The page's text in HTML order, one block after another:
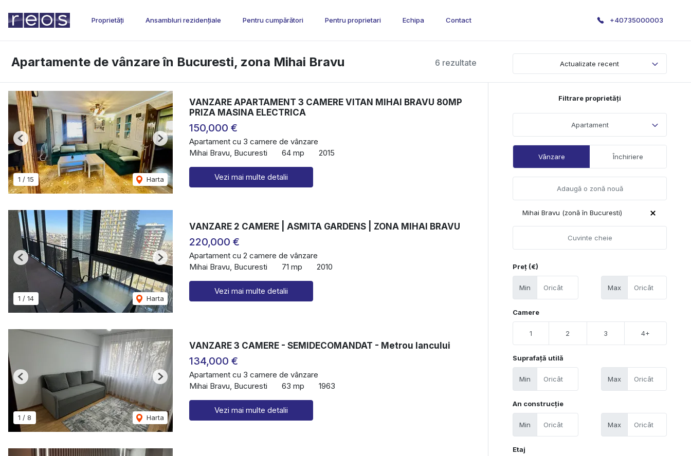
Proprietăți Ansambluri rezidențiale Pentru cumpărători Pentru proprietari Echipa Contact +40735000003
6 rezultate
Apartamente de vânzare în Bucuresti, zona Mihai Bravu Actualizate recent
1 / 15 Harta
Previous Next
VANZARE APARTAMENT 3 CAMERE VITAN MIHAI BRAVU 80MP
PRIZA MASINA ELECTRICA
150,000 €
Apartament cu 3 camere de vânzare
Mihai Bravu, Bucuresti
64 mp 2015
Vezi mai multe detalii
1 / 14 Harta
Previous Next
VANZARE 2 CAMERE | ASMITA GARDENS | ZONA MIHAI BRAVU
220,000 €
Apartament cu 2 camere de vânzare
Mihai Bravu, Bucuresti
71 mp 2010
Vezi mai multe detalii
1 / 8 Harta
Previous Next
VANZARE 3 CAMERE - SEMIDECOMANDAT - Metrou lancului
134,000 €
Apartament cu 3 camere de vânzare
Mihai Bravu, Bucuresti
63 mp 1963
Vezi mai multe detalii
Filtrare proprietăți
Apartament
Vânzare Închiriere
Mihai Bravu (zonă în Bucuresti)
Preț (€)
Min Max
Camere
1 2 3 4+
Suprafață utilă
Min Max
An construcție
Min Max
Etaj